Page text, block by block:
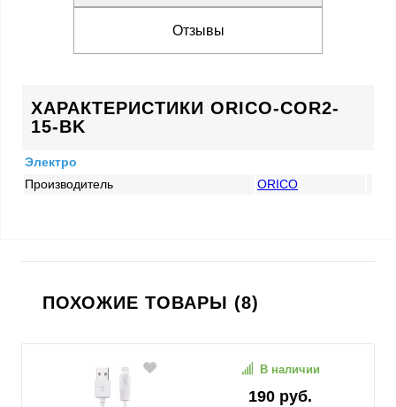
Отзывы
ХАРАКТЕРИСТИКИ ORICO-COR2-
15-BK
Электро
Производитель
ORICO
ПОХОЖИЕ ТОВАРЫ (8)
190 руб.
В наличии